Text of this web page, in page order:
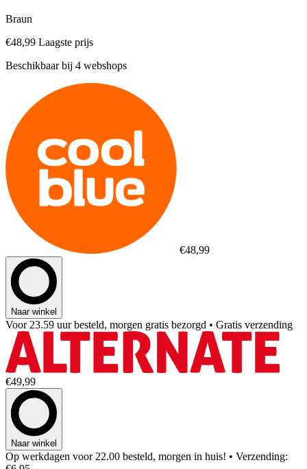
Braun
€48,99 Laagste prijs
Beschikbaar bij 4 webshops
€48,99
Naar winkel
Voor 23.59 uur besteld, morgen gratis bezorgd • Gratis verzending
€49,99
Naar winkel
Op werkdagen voor 22.00 besteld, morgen in huis! • Verzending: